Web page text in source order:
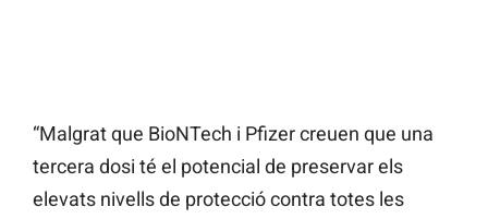
“Malgrat que BioNTech i Pfizer creuen que una
tercera dosi té el potencial de preservar els
elevats nivells de protecció contra totes les